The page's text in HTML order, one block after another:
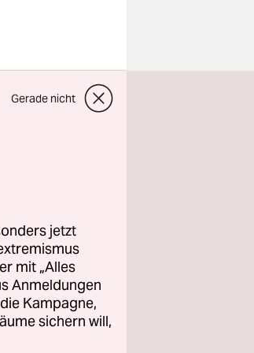
Gerade nicht
jetzt
mit „Alles
Anmeldungen
Kampagne,
sichern will,